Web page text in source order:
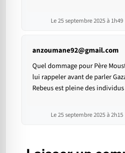
Le 25 septembre 2025 à 1h49
anzoumane92@gmail.com
Quel dommage pour Père
lui rappeler avant de parler
Rebeus est pleine des individus
Le 25 septembre 2025 à 2h15